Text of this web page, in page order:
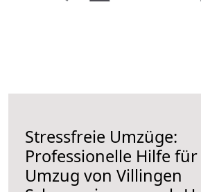
Stressfreie Umzüge:
Professionelle Hilfe
Umzug von Villingen